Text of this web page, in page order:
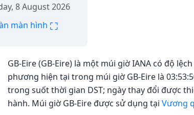
8 August 2026
màn hình ⛶
GB-Eire (GB-Eire) là một múi giờ IANA có độ
phương hiện tại trong múi giờ GB-Eire là
trong suốt thời gian DST; ngày thay đổi được
hành. Múi giờ GB-Eire được sử dụng tại Vương